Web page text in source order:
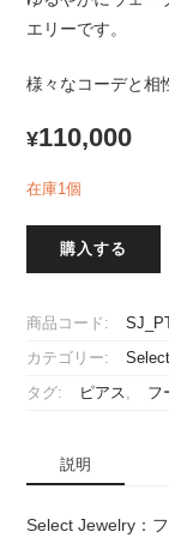
エリーです。
様々なコーデと相
¥110,000
在庫1個
購入する
商品コード:
カテゴリー:
タグ: ピアス, フ
説明
Select Jewelry：